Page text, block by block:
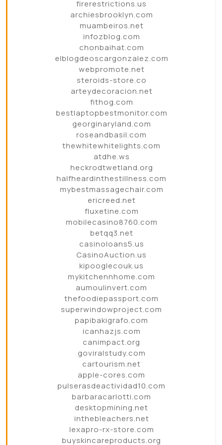
firerestrictions.us
archiesbrooklyn.com
muambeiros.net
infozblog.com
chonbaihat.com
elblogdeoscargonzalez.com
webpromote.net
steroids-store.co
arteydecoracion.net
fithog.com
bestlaptopbestmonitor.com
georginaryland.com
roseandbasil.com
thewhitewhitelights.com
atdhe.ws
heckrodtwetland.org
halfheardinthestillness.com
mybestmassagechair.com
ericreed.net
fluxetine.com
mobilecasino8760.com
betqq3.net
casinoloans5.us
CasinoAuction.us
kipooglecouk.us
mykitchennhome.com
aumoulinvert.com
thefoodiepassport.com
superwindowproject.com
papibakigrafo.com
icanhazjs.com
canimpact.org
goviralstudy.com
cartourism.net
apple-cores.com
pulserasdeactividad10.com
barbaracarlotti.com
desktopmining.net
inthebleachers.net
lexapro-rx-store.com
buyskincareproducts.org